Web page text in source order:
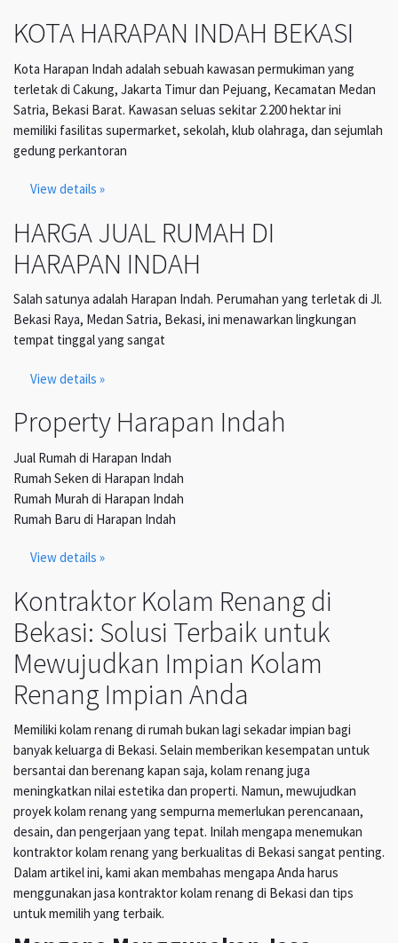
KOTA HARAPAN INDAH BEKASI
Kota Harapan Indah adalah sebuah kawasan permukiman yang
terletak di Cakung, Jakarta Timur dan Pejuang, Kecamatan Medan
Satria, Bekasi Barat. Kawasan seluas sekitar 2.200 hektar ini
memiliki fasilitas supermarket, sekolah, klub olahraga, dan sejumlah
gedung perkantoran
View details »
HARGA JUAL RUMAH DI
HARAPAN INDAH
Salah satunya adalah Harapan Indah. Perumahan yang terletak di Jl.
Bekasi Raya, Medan Satria, Bekasi, ini menawarkan lingkungan
tempat tinggal yang sangat
View details »
Property Harapan Indah
Jual Rumah di Harapan Indah
Rumah Seken di Harapan Indah
Rumah Murah di Harapan Indah
Rumah Baru di Harapan Indah
View details »
Kontraktor Kolam Renang di
Bekasi: Solusi Terbaik untuk
Mewujudkan Impian Kolam
Renang Impian Anda
Memiliki kolam renang di rumah bukan lagi sekadar impian bagi
banyak keluarga di Bekasi. Selain memberikan kesempatan untuk
bersantai dan berenang kapan saja, kolam renang juga
meningkatkan nilai estetika dan properti. Namun, mewujudkan
proyek kolam renang yang sempurna memerlukan perencanaan,
desain, dan pengerjaan yang tepat. Inilah mengapa menemukan
kontraktor kolam renang yang berkualitas di Bekasi sangat penting.
Dalam artikel ini, kami akan membahas mengapa Anda harus
menggunakan jasa kontraktor kolam renang di Bekasi dan tips
untuk memilih yang terbaik.